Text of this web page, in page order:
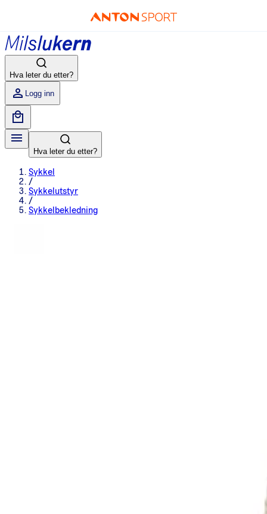
Hva leter du etter?
Logg inn
Hva leter du etter?
Sykkel
/
Sykkelutstyr
/
Sykkelbekledning